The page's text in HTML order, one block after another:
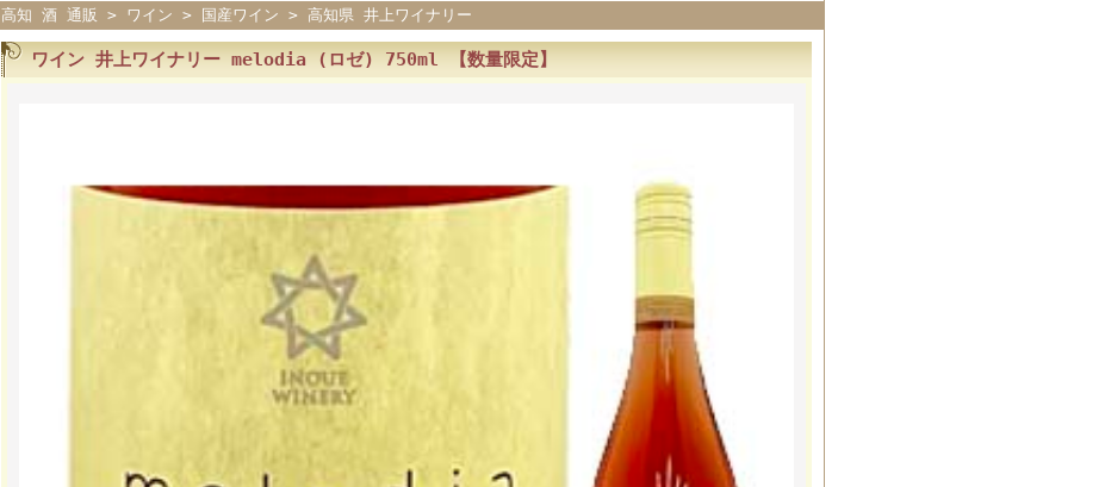
高知 酒 通販
> ワイン > 国産ワイン > 高知県 井上ワイナリー
ワイン 井上ワイナリー melodia (ロゼ) 750ml 【数量限定】